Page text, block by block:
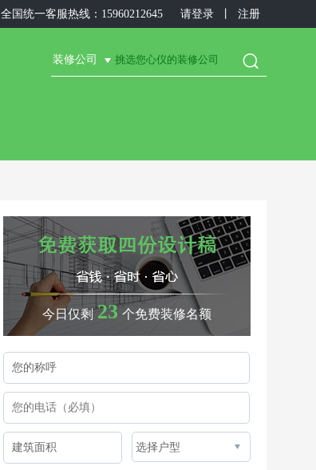
全国统一客服热线：15960212645 请登录 注册
装修公司 
今日仅剩 23 个免费装修名额